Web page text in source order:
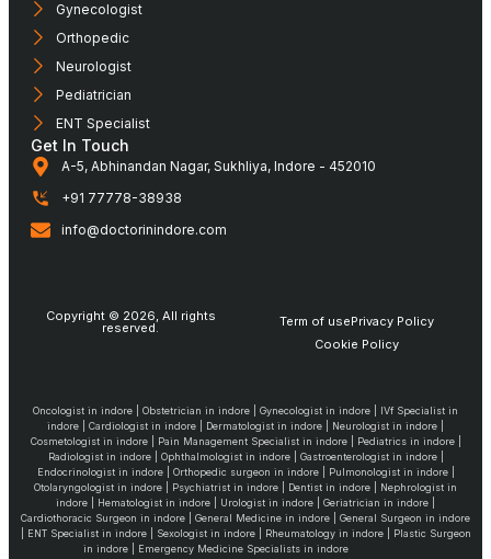
Gynecologist
Orthopedic
Neurologist
Pediatrician
ENT Specialist
Get In Touch
A-5, Abhinandan Nagar, Sukhliya, Indore - 452010
+91 77778-38938
info@doctorinindore.com
Copyright © 2026, All rights
reserved. Term of usePrivacy Policy
Cookie Policy
Oncologist in indore | Obstetrician in indore | Gynecologist in indore | IVf Specialist in
indore | Cardiologist in indore | Dermatologist in indore | Neurologist in indore |
Cosmetologist in indore | Pain Management Specialist in indore | Pediatrics in indore |
Radiologist in indore | Ophthalmologist in indore | Gastroenterologist in indore |
Endocrinologist in indore | Orthopedic surgeon in indore | Pulmonologist in indore |
Otolaryngologist in indore | Psychiatrist in indore | Dentist in indore | Nephrologist in
indore | Hematologist in indore | Urologist in indore | Geriatrician in indore |
Cardiothoracic Surgeon in indore | General Medicine in indore | General Surgeon in indore
| ENT Specialist in indore | Sexologist in indore | Rheumatology in indore | Plastic Surgeon
in indore | Emergency Medicine Specialists in indore